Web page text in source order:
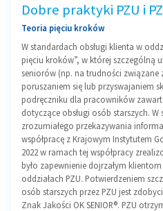
Dobre praktyki PZU i
Teoria pięciu kroków
W standardach obsługi klienta w
pięciu kroków”, w której szczególną
seniorów (np. na trudności związane
poruszaniem się lub przyswajaniem
podręczniku dla pracowników
dotyczące obsługi osób starszych.
zrozumiałego przekazywania
współpracę z Krajowym Instytutem
2022 w ramach tej współpracy
było zapewnienie dojrzałym
oddziałach PZU. Potwierdzeniem
osób starszych przez PZU jest
Znak Jakości OK SENIOR®. PZU